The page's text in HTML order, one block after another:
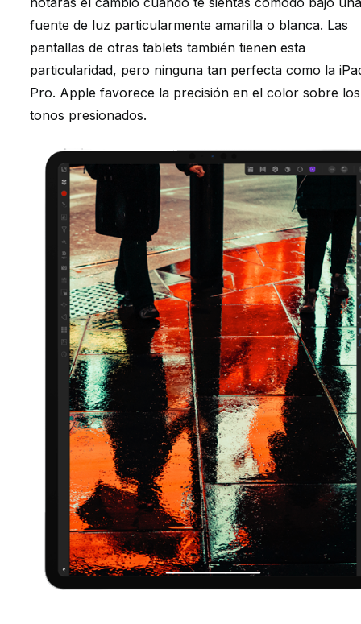
fuente de luz particularmente amarilla o blanca. Las
pantallas de otras tablets también tienen esta
particularidad, pero ninguna tan perfecta como la
Pro. Apple favorece la precisión en el color sobre los
tonos presionados.